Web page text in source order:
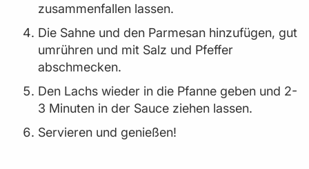
zusammenfallen lassen.
Die Sahne und den Parmesan hinzufügen, gut
umrühren und mit Salz und Pfeffer
abschmecken.
Den Lachs wieder in die Pfanne geben und 2-
3 Minuten in der Sauce ziehen lassen.
Servieren und genießen!